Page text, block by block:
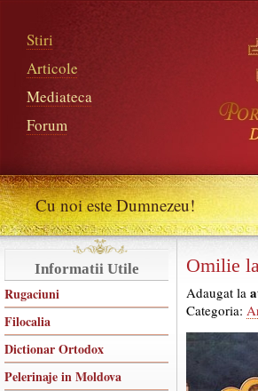
Stiri
Articole
Mediateca
Forum
Cu noi este Dumnezeu!
Informatii Utile
Rugaciuni
Filocalia
Dictionar Ortodox
Pelerinaje in Moldova
Omilie
Adaugat la
Categoria: